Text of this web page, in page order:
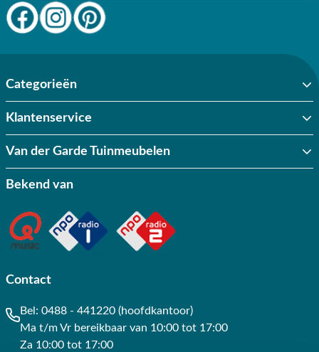
Categorieën
Klantenservice
Van der Garde Tuinmeubelen
Bekend van
Contact
Bel: 0488 - 441220 (hoofdkantoor)
Ma t/m Vr bereikbaar van 10:00 tot 17:00
Za 10:00 tot 17:00